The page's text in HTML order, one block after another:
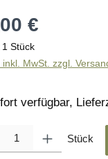
Preis:
€
1 Stück
inkl. MwSt. zzgl.
verfügbar,
Stück